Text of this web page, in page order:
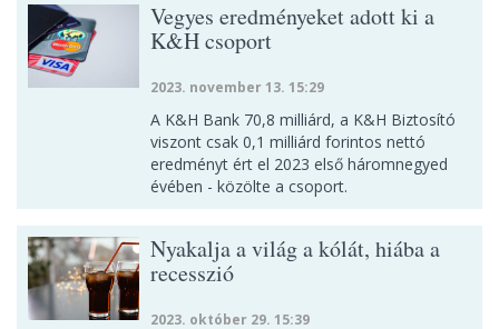
Vegyes eredményeket adott ki a
K&H csoport
2023. november 13. 15:29
A K&H Bank 70,8 milliárd, a K&H Biztosító
viszont csak 0,1 milliárd forintos nettó
eredményt ért el 2023 első háromnegyed
évében - közölte a csoport.
Nyakalja a világ a kólát, hiába a
recesszió
2023. október 29. 15:39